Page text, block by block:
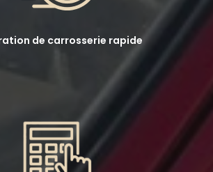
de carrosserie rapide